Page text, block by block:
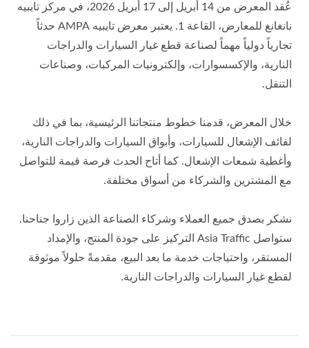
عُقد المعرض من 14 أبريل إلى 17 أبريل 2026، في مركز تايبيه
نانغانغ للمعارض، القاعة 1. يعتبر معرض تايبيه AMPA حدثاً
تجارياً دولياً مهماً لصناعة قطع غيار السيارات والدراجات
النارية، والإكسسوارات، وإلكترونيات المركبات، وصناعات
التنقل.
خلال المعرض، قدمنا خطوط منتجاتنا الرئيسية، بما في ذلك
لفائف الإشعال للسيارات، وأبواق السيارات والدراجات النارية،
وأغطية شمعات الإشعال. كما أتاح الحدث فرصة قيمة للتواصل
مع المشترين والشركاء من أسواق مختلفة.
نشكر بصدق جميع العملاء وشركاء الصناعة الذين زاروا جناحنا.
ستواصل Asia Traffic التركيز على جودة المنتج، والإمداد
المستقر، واحتياجات خدمة ما بعد البيع، مقدمةً حلولاً موثوقة
لقطع غيار السيارات والدراجات النارية.